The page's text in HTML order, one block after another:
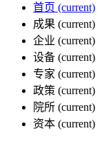
首页 (current)
成果 (current)
企业 (current)
设备 (current)
专家 (current)
政策 (current)
院所 (current)
资本 (current)